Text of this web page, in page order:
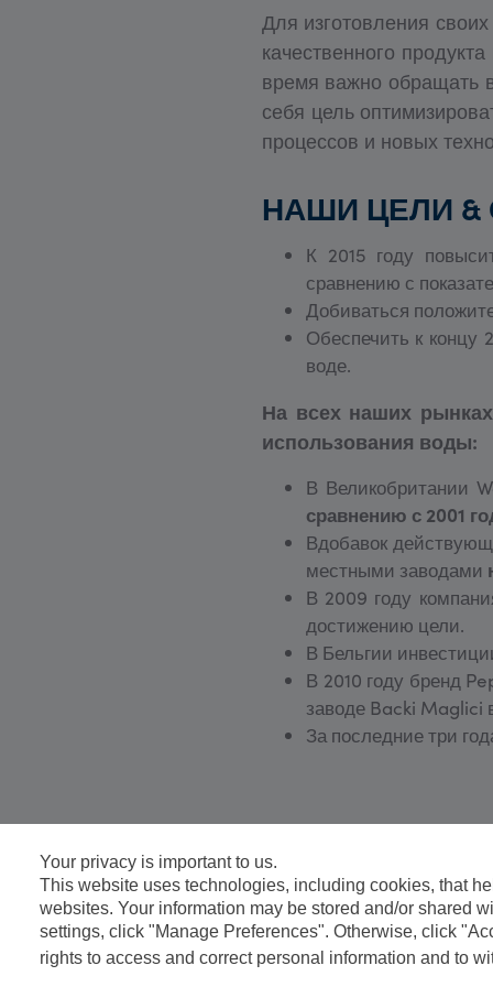
Your privacy is important to us.
This website uses technologies, including cookies, that
websites. Your information may be stored and/or shared
settings, click "Manage Preferences". Otherwise, click
rights to access and correct personal information and to
Для изготовления
качественного
время важно обращать
себя цель
процессов и новых
НАШИ ЦЕЛИ &
К 2015 году
сравнению с
Добиваться
Обеспечить к концу
воде.
На всех наших
использования воды:
В Великобритании
сравнению с 2001
Вдобавок
местными заводами
В 2009 году
достижению цели.
В Бельгии
В 2010 году бренд
заводе Backi Maglici
За последние три
FOOTER
Контакты Pepsico в мире